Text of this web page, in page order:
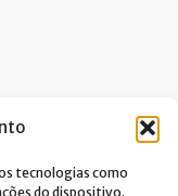
tecnologias como
do dispositivo.